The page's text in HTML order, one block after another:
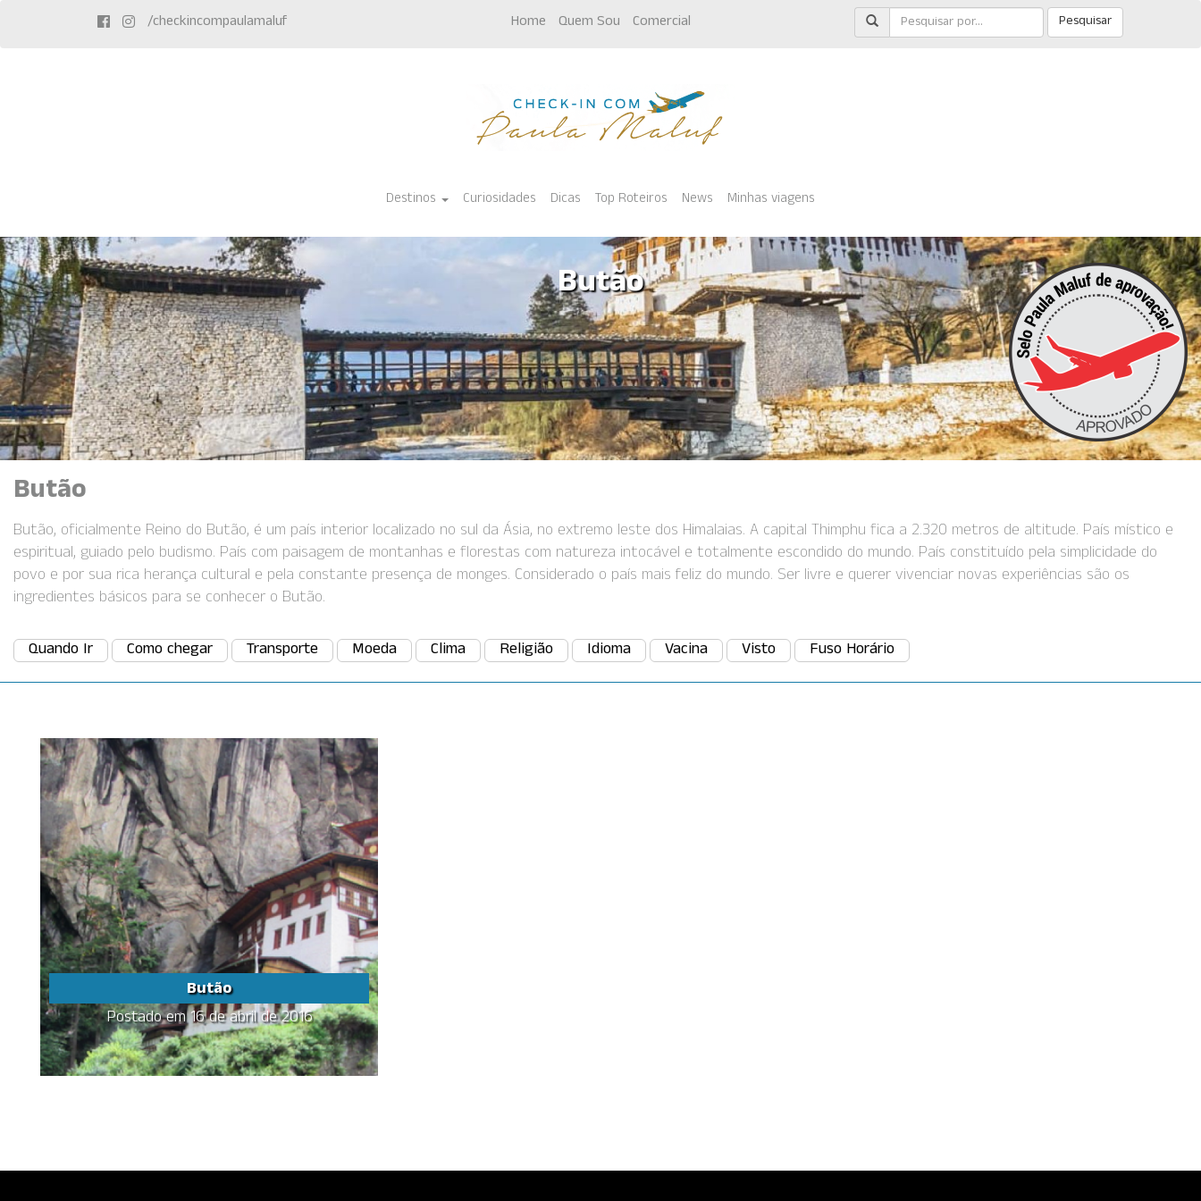
/checkincompaulamaluf Home Quem Sou Comercial Pesquisar
Destinos Curiosidades Dicas Top Roteiros News Minhas viagens
Butão
Butão
Butão, oficialmente Reino do Butão, é um país interior localizado no sul da Ásia, no extremo leste dos Himalaias. A capital Thimphu fica a 2.320 metros de altitude. País místico e
espiritual, guiado pelo budismo. País com paisagem de montanhas e florestas com natureza intocável e totalmente escondido do mundo. País constituído pela simplicidade do
povo e por sua rica herança cultural e pela constante presença de monges. Considerado o país mais feliz do mundo. Ser livre e querer vivenciar novas experiências são os
ingredientes básicos para se conhecer o Butão.
Quando Ir Como chegar Transporte Moeda Clima Religião Idioma Vacina Visto Fuso Horário
Butão
Postado em 16 de abril de 2016
Butão
Um pequenino reino encravado
aos pés do Himalaia